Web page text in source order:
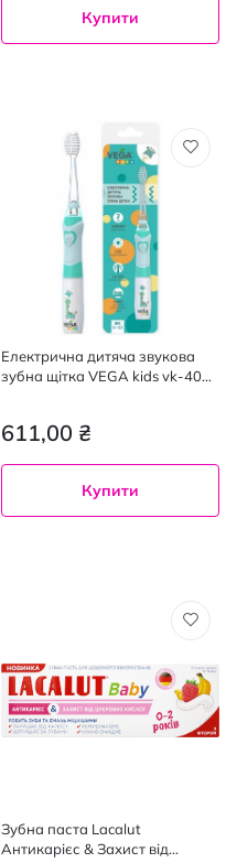
Купити
Електрична дитяча звукова
зубна щітка VEGA kids vk-400b
611,00 ₴
Купити
Зубна паста Lacalut
Антикарієс & Захист від